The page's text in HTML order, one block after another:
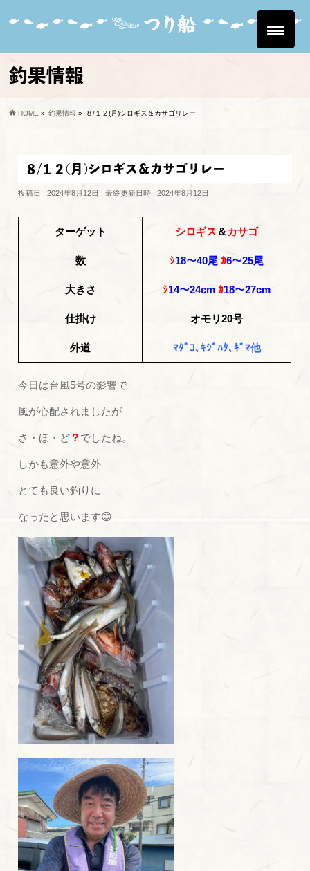
釣果情報
HOME » 釣果情報 » ８/１２(月)シロギス＆カサゴリレー
８/１２(月)シロギス＆カサゴリレー
投稿日 : 2024年8月12日 最終更新日時 : 2024年8月12日
ターゲット シロギス ＆ カサゴ
数 ｼ18～40尾ｶ6～25尾
大きさ ｼ14～24cmｶ18～27cm
仕掛け オモリ20号
外道 ﾏﾀﾞｺ､ｷｼﾞﾊﾀ､ｷﾞﾏ他
今日は台風5号の影響で
風が心配されましたが
さ・ほ・ど ？ でしたね。
しかも意外や意外
とても良い釣りに
なったと思います😊